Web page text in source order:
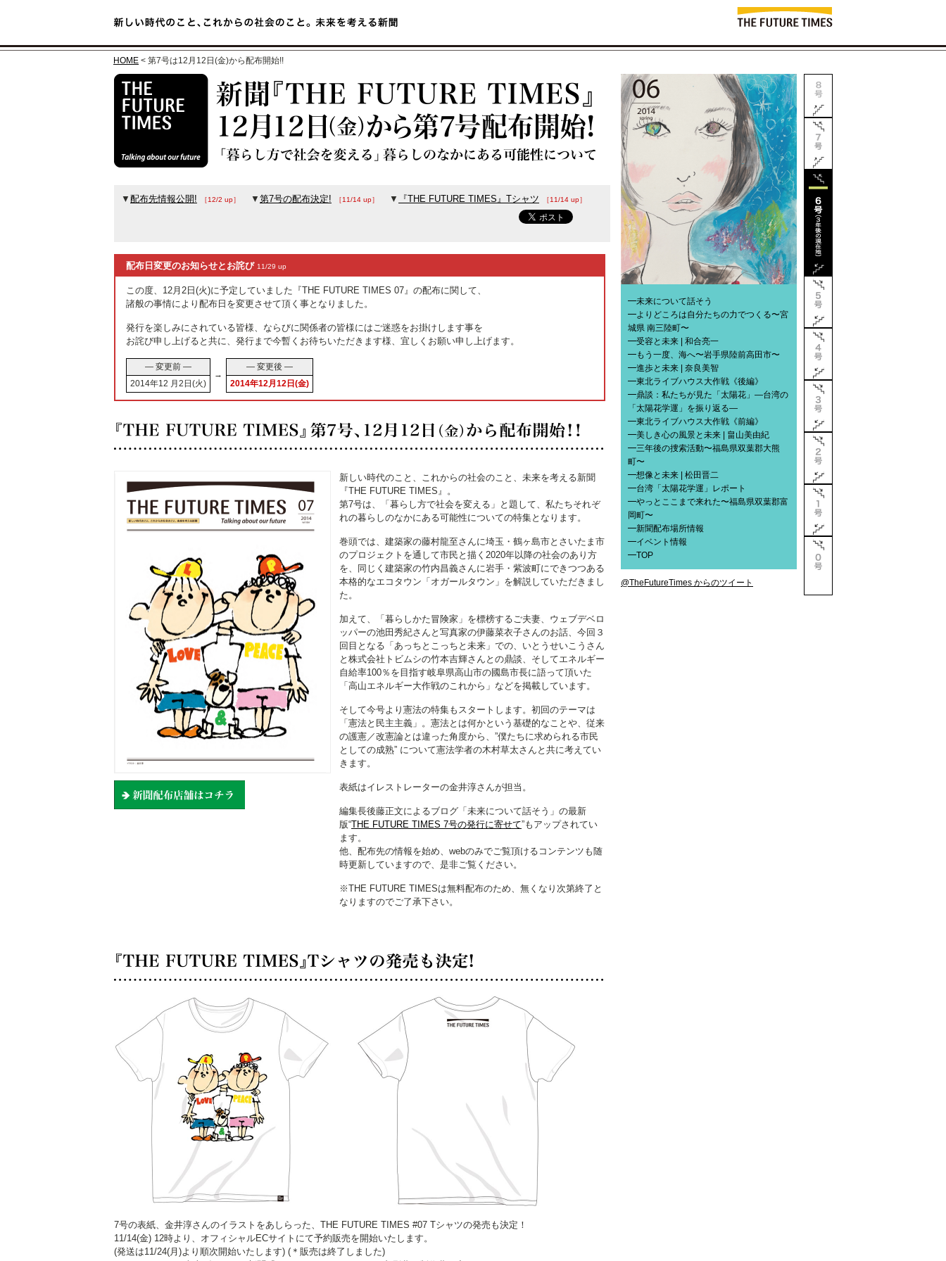
HOME < 第7号は12月12日(金)から配布開始!!
▼ 配布先情報公開! ［12/2 up］ ▼ 第7号の配布決定! ［11/14 up］ ▼ 『THE FUTURE TIMES』Tシャツ ［11/14 up］
配布日変更のお知らせとお詫び 11/29 up
この度、12月2日(火)に予定していました『THE FUTURE TIMES 07』の配布に関して、
諸般の事情により配布日を変更させて頂く事となりました。
発行を楽しみにされている皆様、ならびに関係者の皆様にはご迷惑をお掛けします事を
お詫び申し上げると共に、発行まで今暫くお待ちいただきます様、宜しくお願い申し上げます。
― 変更前 ―
→
― 変更後 ―
2014年12 月2日(火)
2014年12月12日(金)
新しい時代のこと、これからの社会のこと、未来を考える新聞
『THE FUTURE TIMES』。
第7号は、「暮らし方で社会を変える」と題して、私たちそれぞ
れの暮らしのなかにある可能性についての特集となります。
巻頭では、建築家の藤村龍至さんに埼玉・鶴ヶ島市とさいたま市
のプロジェクトを通して市民と描く2020年以降の社会のあり方
を、同じく建築家の竹内昌義さんに岩手・紫波町にできつつある
本格的なエコタウン「オガールタウン」を解説していただきまし
た。
加えて、「暮らしかた冒険家」を標榜するご夫妻、ウェブデベロ
ッパーの池田秀紀さんと写真家の伊藤菜衣子さんのお話、今回３
回目となる「あっちとこっちと未来」での、いとうせいこうさん
と株式会社トビムシの竹本吉輝さんとの鼎談、そしてエネルギー
自給率100％を目指す岐阜県高山市の國島市長に語って頂いた
「高山エネルギー大作戦のこれから」などを掲載しています。
そして今号より憲法の特集もスタートします。初回のテーマは
「憲法と民主主義」。憲法とは何かという基礎的なことや、従来
の護憲／改憲論とは違った角度から、”僕たちに求められる市民
としての成熟” について憲法学者の木村草太さんと共に考えてい
きます。
表紙はイレストレーターの金井淳さんが担当。
編集長後藤正文によるブログ「未来について話そう」の最新
版“THE FUTURE TIMES 7号の発行に寄せて”もアップされてい
ます。
他、配布先の情報を始め、webのみでご覧頂けるコンテンツも随
時更新していますので、是非ご覧ください。
※THE FUTURE TIMESは無料配布のため、無くなり次第終了と
なりますのでご了承下さい。
7号の表紙、金井淳さんのイラストをあしらった、THE FUTURE TIMES #07 Tシャツの発売も決定！
11/14(金) 12時より、オフィシャルECサイトにて予約販売を開始いたします。
(発送は11/24(月)より順次開始いたします) (＊販売は終了しました)
━未来について話そう
━よりどころは自分たちの力でつくる〜宮
城県 南三陸町〜
━受容と未来 | 和合亮一
━もう一度、海へ〜岩手県陸前高田市〜
━進歩と未来 | 奈良美智
━東北ライブハウス大作戦《後編》
━鼎談：私たちが見た「太陽花」―台湾の
「太陽花学運」を振り返る―
━東北ライブハウス大作戦《前編》
━美しき心の風景と未来 | 畠山美由紀
━三年後の捜索活動〜福島県双葉郡大熊
町〜
━想像と未来 | 松田晋二
━台湾「太陽花学運」レポート
━やっとここまで来れた〜福島県双葉郡富
岡町〜
━新聞配布場所情報
━イベント情報
━TOP
@TheFutureTimes からのツイート